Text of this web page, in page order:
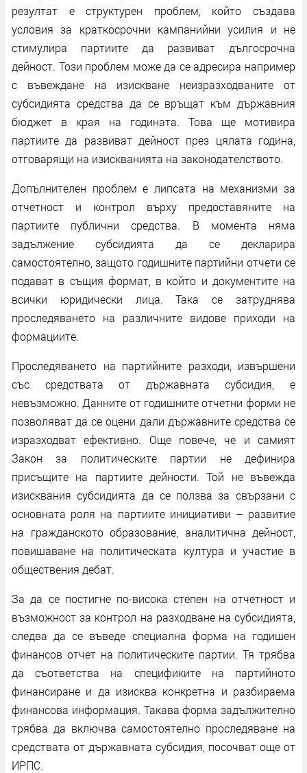
резултат е структурен проблем, който създава
условия за краткосрочни кампанийни усилия и не
стимулира партиите да развиват дългосрочна
дейност. Този проблем може да се адресира например
с въвеждане на изискване неизразходваните от
субсидията средства да се връщат към държавния
бюджет в края на годината. Това ще мотивира
партиите да развиват дейност през цялата година,
отговарящи на изискванията на законодателството.
Допълнителен проблем е липсата на механизми за
отчетност и контрол върху предоставяните на
партиите публични средства. В момента няма
задължение субсидията да се декларира
самостоятелно, защото годишните партийни отчети се
подават в същия формат, в който и документите на
всички юридически лица. Така се затруднява
проследяването на различните видове приходи на
формациите.
Проследяването на партийните разходи, извършени
със средствата от държавната субсидия, е
невъзможно. Данните от годишните отчетни форми не
позволяват да се оцени дали държавните средства се
изразходват ефективно. Още повече, че и самият
Закон за политическите партии не дефинира
присъщите на партиите дейности. Той не въвежда
изисквания субсидията да се ползва за свързани с
основната роля на партиите инициативи – развитие
на гражданското образование, аналитична дейност,
повишаване на политическата култура и участие в
обществения дебат.
За да се постигне по-висока степен на отчетност и
възможност за контрол на разходване на субсидията,
следва да се въведе специална форма на годишен
финансов отчет на политическите партии. Тя трябва
да съответства на спецификите на партийното
финансиране и да изисква конкретна и разбираема
финансова информация. Такава форма задължително
трябва да включва самостоятелно проследяване на
средствата от държавната субсидия, посочват още от
ИРПС.